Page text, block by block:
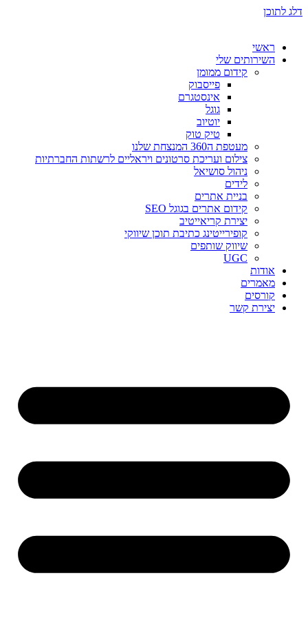
דלג לתוכן
ראשי
השירותים שלי
קידום ממומן
פייסבוק
אינסטגרם
גוגל
יוטיוב
טיק טוק
מעטפת ה360 המנצחת שלנו
צילום ועריכת סרטונים ויראליים לרשתות החברתיות
ניהול סושיאל
לידים
בניית אתרים
קידום אתרים בגוגל SEO
יצירת קריאייטיב
קופירייטינג כתיבת תוכן שיווקי
שיווק שותפים
UGC
אודות
מאמרים
קורסים
יצירת קשר